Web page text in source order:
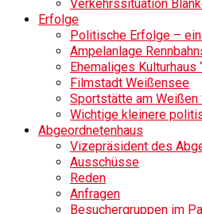
Verkehrssituation
Erfolge
Politische Erfolge –
Ampelanlage
Ehemaliges Kulturhaus
Filmstadt Weißensee
Sportstätte am Weißen
Wichtige kleinere
Abgeordnetenhaus
Vizepräsident des
Ausschüsse
Reden
Anfragen
Besuchergruppen im